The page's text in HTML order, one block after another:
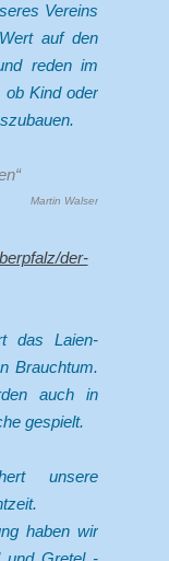
Vereins
auf den
reden im
ob Kind oder
Martin Walser
der-
das Laien-
Brauchtum.
auch in
gespielt.
unsere
haben wir